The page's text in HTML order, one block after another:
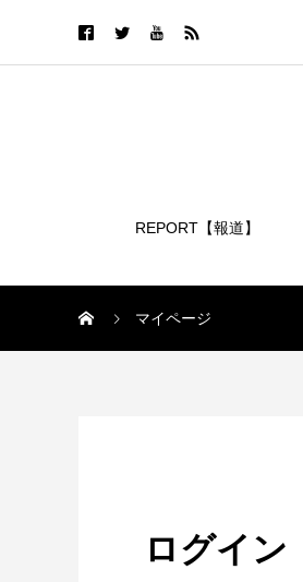
REPORT【報道】
マイページ
ログイン